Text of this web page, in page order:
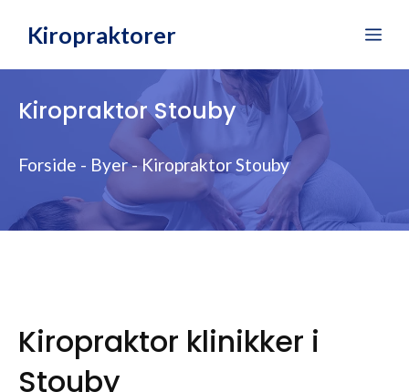
Kiropraktorer
Kiropraktor Stouby
Forside - Byer-Kiropraktor Stouby
Kiropraktor klinikker i
Stouby